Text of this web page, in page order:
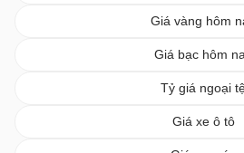
Giá vàng hôm
Giá bạc hôm
Tỷ giá ngoại
Giá xe ô tô